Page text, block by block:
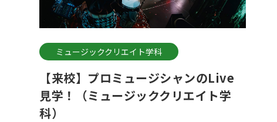
ミュージッククリエイト学科
【来校】プロミュージシャンのLive
見学！（ミュージッククリエイト学
科）